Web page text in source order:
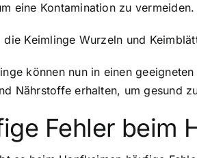
eine Kontamination zu vermeiden.
die Keimlinge Wurzeln und
können nun in einen
Nährstoffe erhalten, um gesund
Fehler beim